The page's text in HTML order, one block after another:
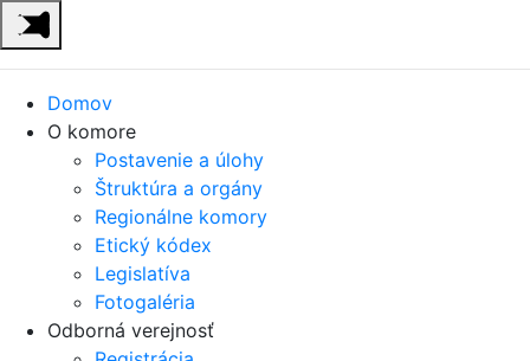
Domov
O komore
Postavenie a úlohy
Štruktúra a orgány
Regionálne komory
Etický kódex
Legislatíva
Fotogaléria
Odborná verejnosť